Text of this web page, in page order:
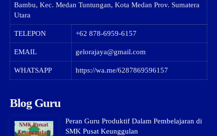
Bambu, Kec. Medan Tuntungan, Kota Medan Prov. Sumatera
Utara
TELEPON +62 878-6959-6157
EMAIL gelorajaya@gmail.com
WHATSAPP https://wa.me/6287869596157
Blog Guru
Peran Guru Produktif Dalam Pembelajaran di
SMK Pusat Keunggulan